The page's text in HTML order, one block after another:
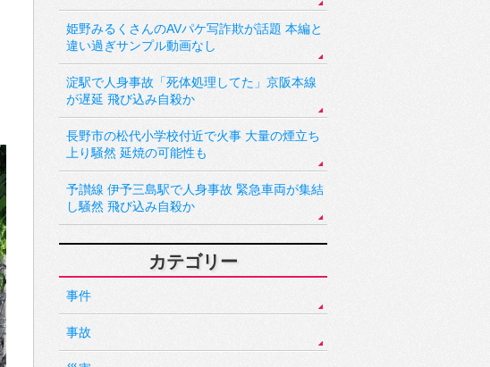
姫野みるくさんのAVパケ写詐欺が話題 本編と
違い過ぎサンプル動画なし
淀駅で人身事故「死体処理してた」京阪本線
が遅延 飛び込み自殺か
長野市の松代小学校付近で火事 大量の煙立ち
上り騒然 延焼の可能性も
予讃線 伊予三島駅で人身事故 緊急車両が集結
し騒然 飛び込み自殺か
カテゴリー
事件
事故